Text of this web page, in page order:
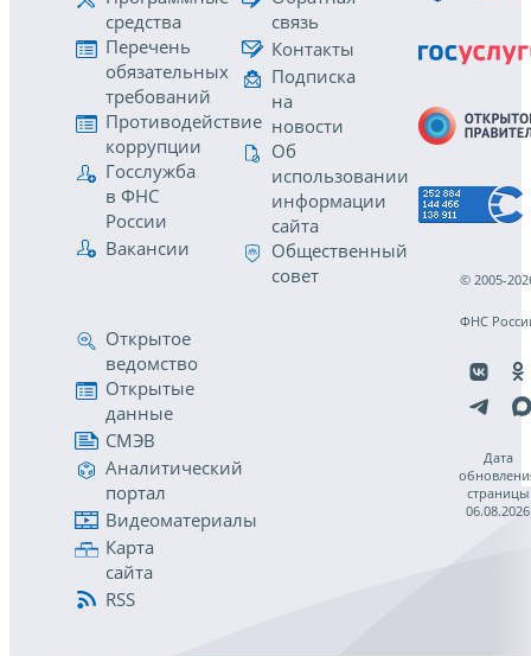
средства
Перечень
обязательных
требований
Противодействие
коррупции
Госслужба
в ФНС
России
Вакансии
связь
Контакты
Подписка
на
новости
Об
использовании
информации
сайта
Общественный
совет
Открытое
ведомство
Открытые
данные
СМЭВ
Аналитический
портал
Видеоматериалы
Карта
сайта
RSS
© 2005-
ФНС
Дата
страницы
06.08.2026